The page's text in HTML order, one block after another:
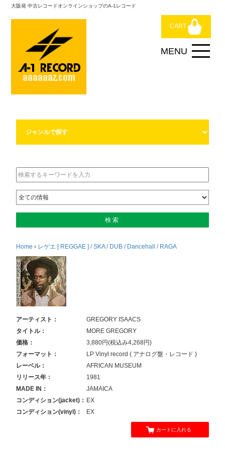
大阪発 中古レコードオンラインショップのA-1レコード
CART
Home › レゲエ [ REGGAE ] / SKA / DUB / Dancehall / RAGA
アーティスト：
GREGORY ISAACS
タイトル：
MORE GREGORY
価格：
3,880円(税込み4,268円)
フォーマット：
LP Vinyl record ( アナログ盤・レコード )
レーベル：
AFRICAN MUSEUM
リリース年：
1981
MADE IN：
JAMAICA
コンディション(jacket)： EX
コンディション(vinyl)：
EX
カートに入れる